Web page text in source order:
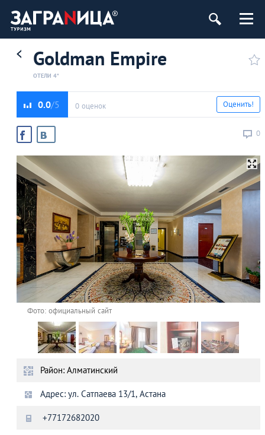
Goldman Empire
ОТЕЛИ 4*
0.0 0 оценок
0
Оценить!
Фото: официальный сайт
Район: Алматинский
Адрес: ул. Сатпаева 13/1, Астана
+77172682020